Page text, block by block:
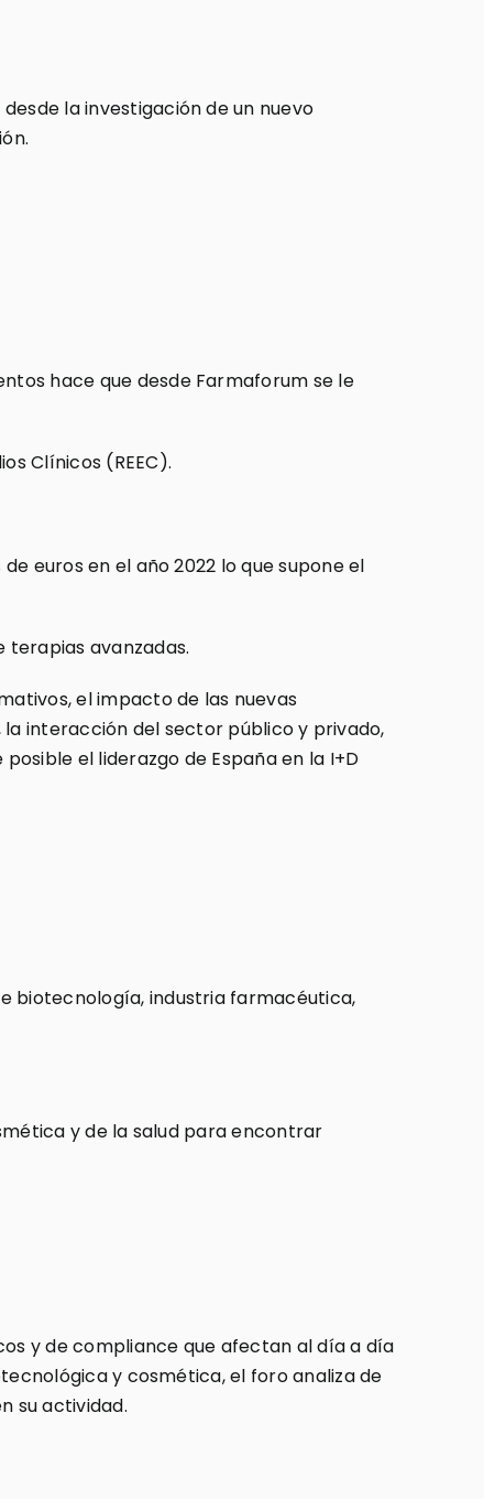
la investigación de un nuevo
hace que desde Farmaforum se le
Clínicos (REEC).
euros en el año 2022 lo que supone el
terapias avanzadas.
el impacto de las nuevas
interacción del sector público y privado,
el liderazgo de España en la I+D
biotecnología, industria farmacéutica,
y de la salud para encontrar
y de compliance que afectan al día a día
y cosmética, el foro analiza de
su actividad.